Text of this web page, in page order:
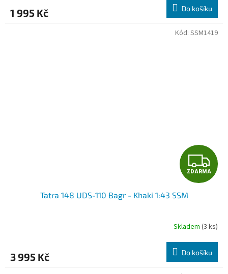
1 995 Kč Do košíku
Z
D
R
M
A
ZDARMA
Tatra 148 UDS-110 Bagr - Khaki 1:43 SSM
je
5,0
Skladem(3 ks)
3 995 Kč Do košíku
Kód: SSM1419